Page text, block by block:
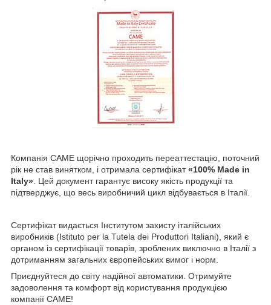
Компанія CAME щорічно проходить переаттестацію, поточний
рік не став винятком, і отримала сертифікат«100% Made in
Italy» . Цей документ гарантує високу якість продукції та
підтверджує, що весь виробничий цикл відбувається в Італії.
Сертифікат видається Інститутом захисту італійських
виробників (Istituto per la Tutela dei Produttori Italiani), який є
органом із сертифікації товарів, зроблених виключно в Італії з
дотриманням загальних європейських вимог і норм.
Приєднуйтеся до світу надійної автоматики. Отримуйте
задоволення та комфорт від користування продукцією
компанії CAME!